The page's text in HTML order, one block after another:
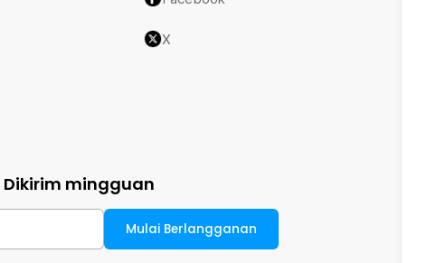
X
Dikirim mingguan
Mulai Berlangganan